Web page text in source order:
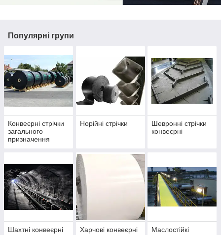
Популярні групи
Конвеєрні стрічки
загального
призначення
Норійні стрічки
Шевронні стрічки
конвеєрні
Шахтні конвеєрні
Харчові конвеєрні
Маслостійкі